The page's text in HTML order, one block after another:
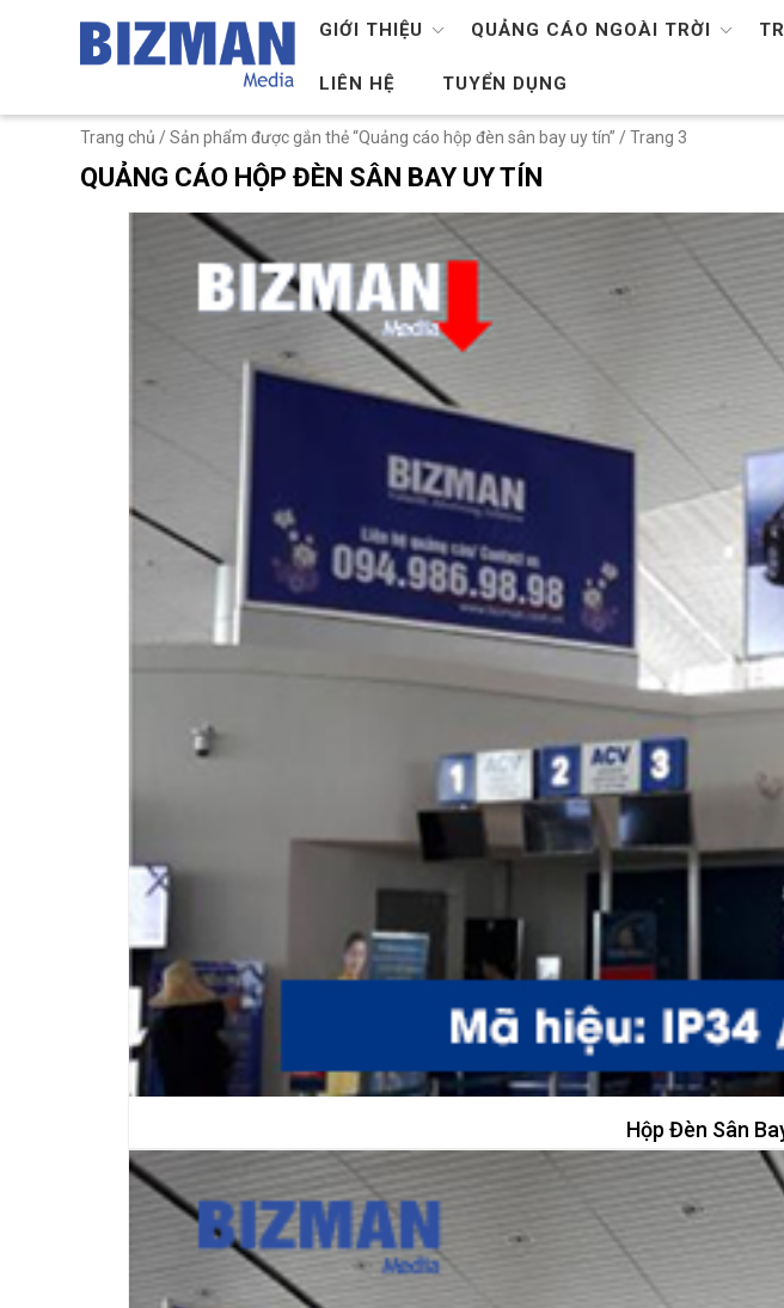
GIỚI THIỆU QUẢNG CÁO NGOÀI TRỜI
LIÊN HỆ TUYỂN DỤNG
Trang chủ /Sản phẩm được gắn thẻ “Quảng cáo hộp đèn sân bay uy tín” / Trang 3
QUẢNG CÁO HỘP ĐÈN SÂN BAY UY TÍN
Hộp Đèn Sân